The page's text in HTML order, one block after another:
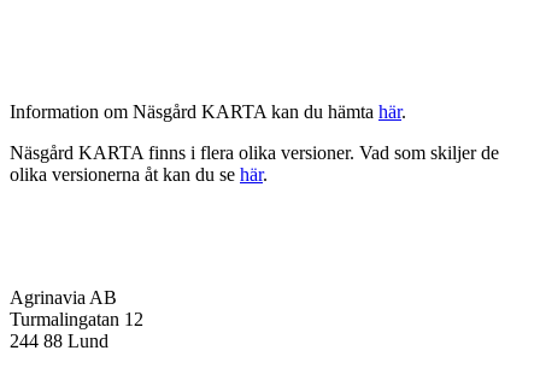
Information om Näsgård KARTA kan du hämta här.
Näsgård KARTA finns i flera olika versioner. Vad som skiljer de
olika versionerna åt kan du se här.
Agrinavia AB
Turmalingatan 12
244 88 Lund